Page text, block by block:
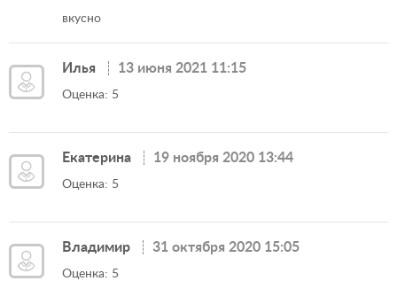
вкусно
Илья 13 июня 2021 11:15
Оценка: 5
Екатерина 19 ноября 2020 13:44
Оценка: 5
Владимир 31 октября 2020 15:05
Оценка: 5